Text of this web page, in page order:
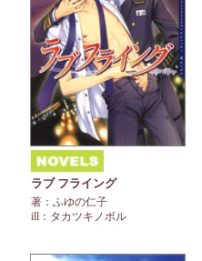
ラブ フライング
著：ふゆの仁子
ill：タカツキノボル